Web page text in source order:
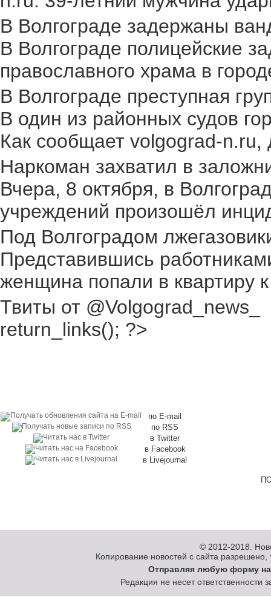
В Волгограде задержаны
В Волгограде полицейские
православного храма в
В Волгограде преступная
В один из районных судов
Как сообщает volgograd-
Наркоман захватил в
Вчера, 8 октября, в
учреждений произошёл
Под Волгоградом
Представившись
женщина попали в квартиру
Твиты от @Volgograd_news_
return_links(); ?>
по E-mail
по RSS
в Twitter
в Facebook
в Livejournal
© 2012-2018.
Копирование новостей с сайта разрешено,
Отправляя любую форму на
Редакция не несет